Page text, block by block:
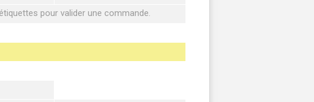
pour valider une commande.